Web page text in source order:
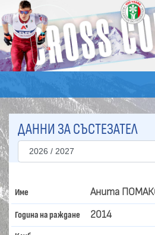
ДАННИ ЗА СЪСТЕЗАТЕЛ
Име Анита
Година на раждане 2014